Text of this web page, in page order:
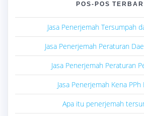
POS-POS
Jasa Penerjemah Tersumpah
Jasa Penerjemah Peraturan
Jasa Penerjemah Peraturan
Jasa Penerjemah Kena PPh
Apa itu penerjemah